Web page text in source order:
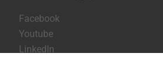
Facebook
Youtube
LinkedIn